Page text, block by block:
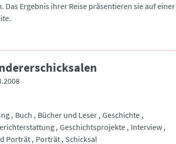
Das Ergebnis ihrer Reise präsentieren sie auf einer
Buch Bücher und Leser Geschichte
Geschichtsprojekte
Interview
Porträt
Porträt Schicksal